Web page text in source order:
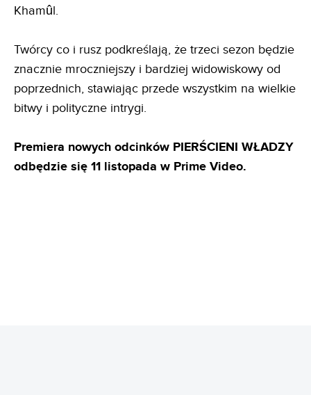
Khamûl.
Twórcy co i rusz podkreślają, że trzeci sezon będzie
znacznie mroczniejszy i bardziej widowiskowy od
poprzednich, stawiając przede wszystkim na wielkie
bitwy i polityczne intrygi.
Premiera nowych odcinków PIERŚCIENI WŁADZY
odbędzie się 11 listopada w Prime Video.